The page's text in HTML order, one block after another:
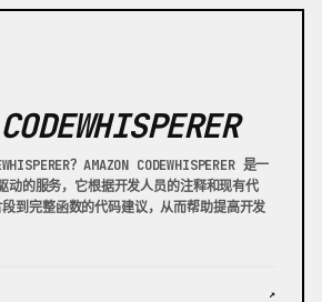
？AMAZON CODEWHISPERER 是一
的服务，它根据开发人员的注释和现有代
到完整函数的代码建议，从而帮助提高开发
↗